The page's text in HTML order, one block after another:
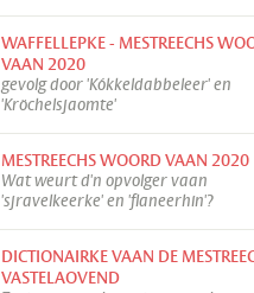
WAFFELLEPKE - MESTREECHS
VAAN 2020
gevolg door 'Kókkeldabbeleer' en
'Kröchelsjaomte'
MESTREECHS WOORD VAAN 2020
Wat weurt d'n opvolger vaan
'sjravelkeerke' en 'flaneerhin'?
DICTIONAIRKE VAAN DE
VASTELAOVEND